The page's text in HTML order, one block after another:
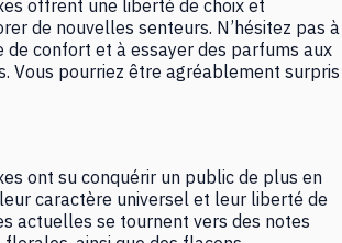
offrent une liberté de choix et
de nouvelles senteurs. N’hésitez pas à
de confort et à essayer des parfums aux
Vous pourriez être agréablement surpris
ont su conquérir un public de plus en
caractère universel et leur liberté de
actuelles se tournent vers des notes